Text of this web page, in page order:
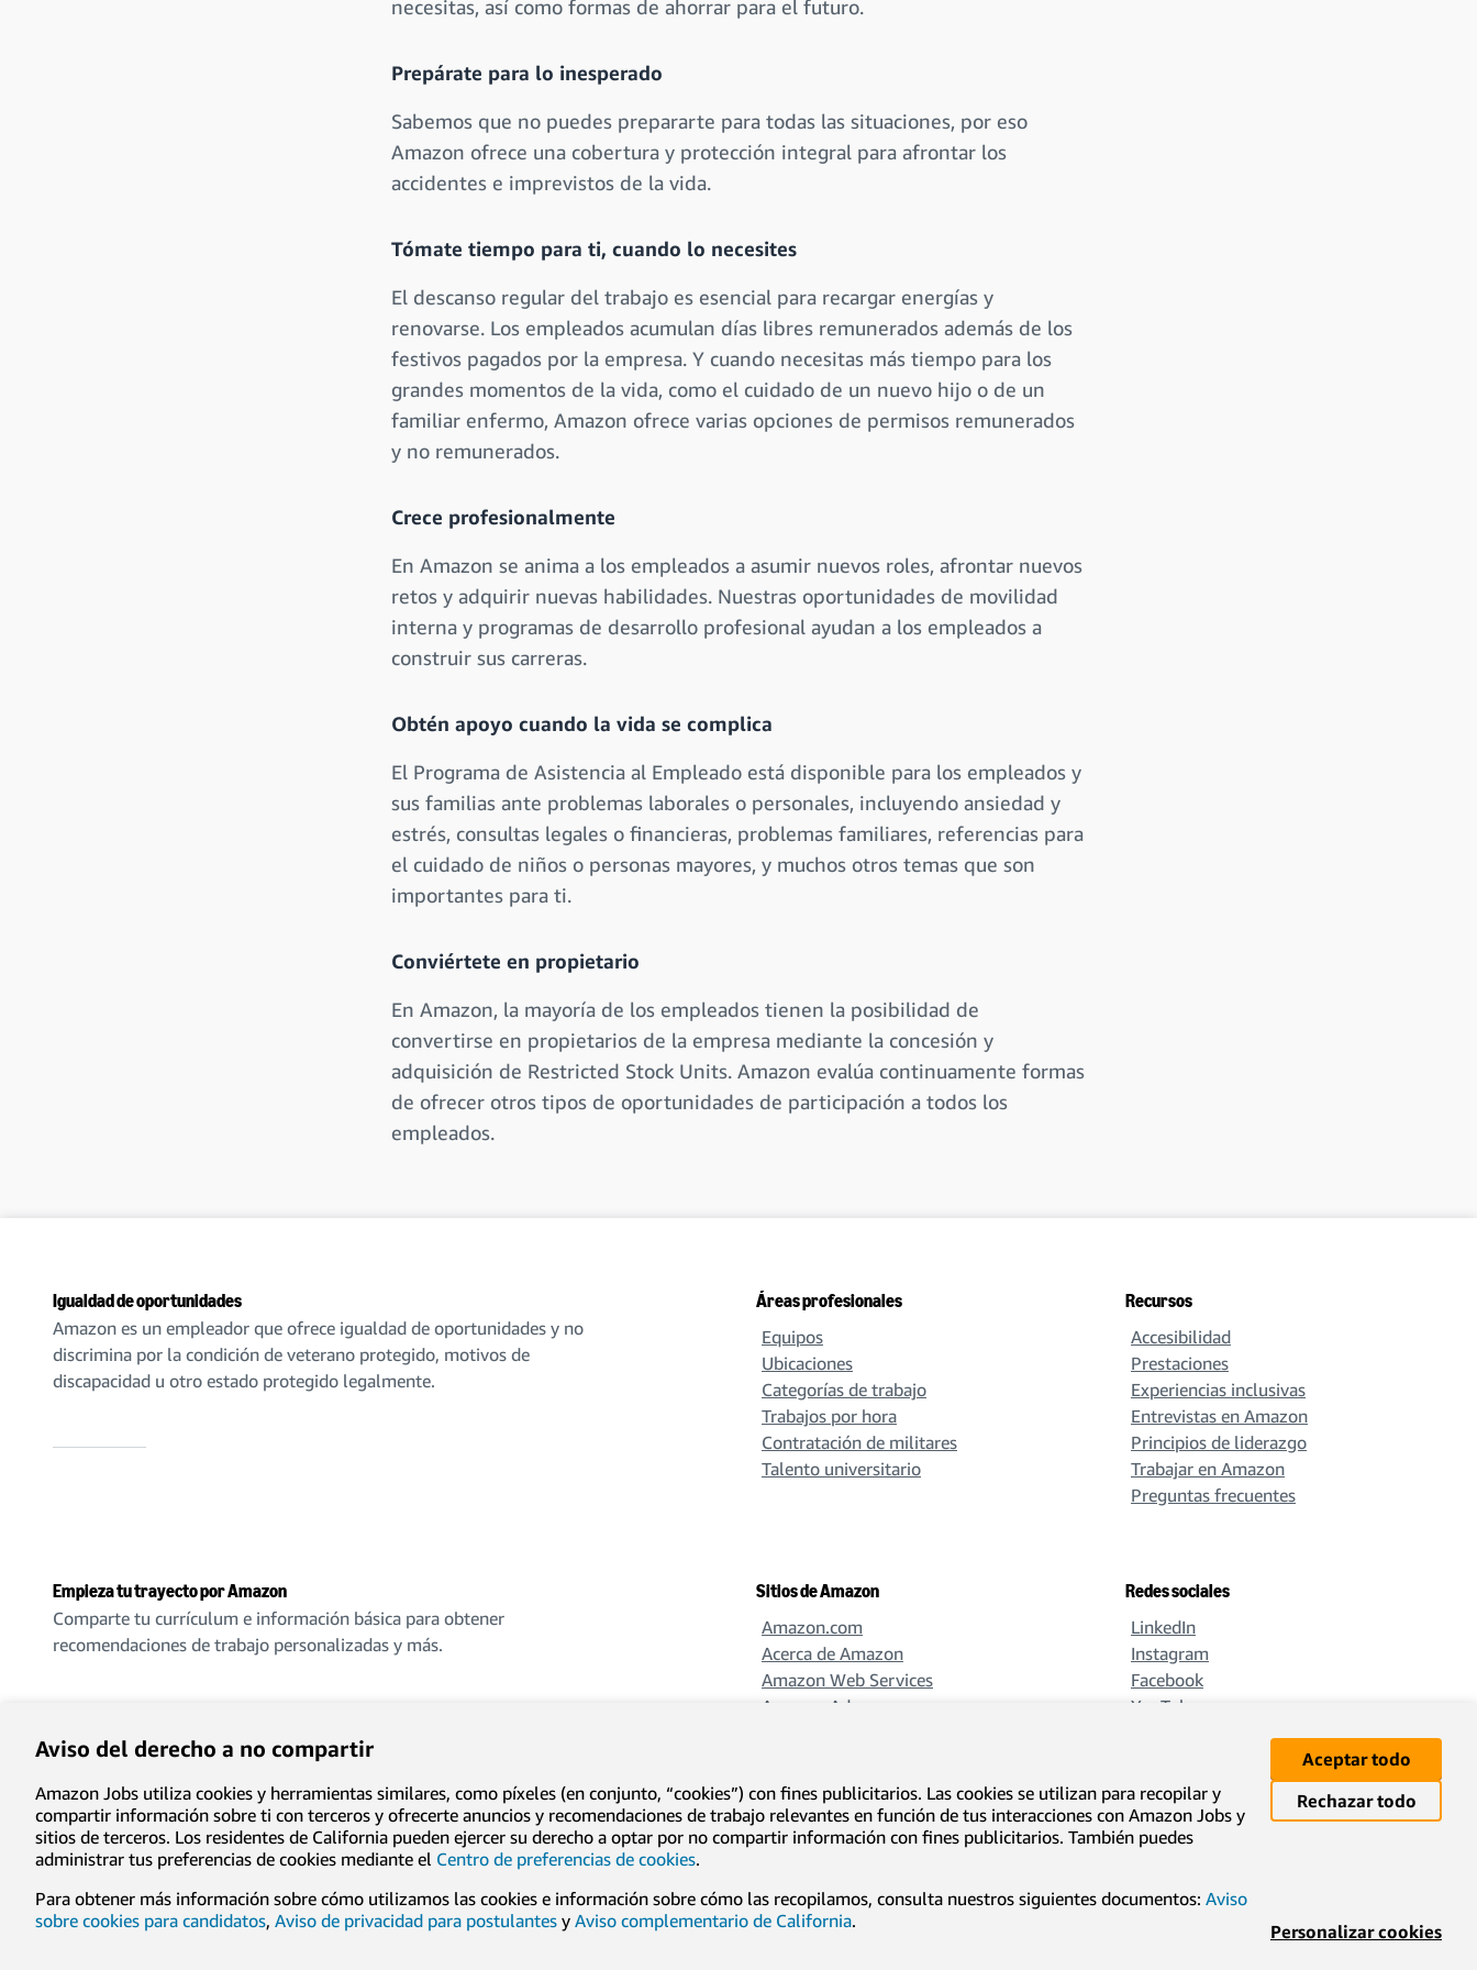
Aviso del derecho a no compartir
Amazon Jobs utiliza cookies y herramientas similares, como píxeles (en conjunto, “cookies”) con fines publicitarios. Las cookies se utilizan para recopilar y
compartir información sobre ti con terceros y ofrecerte anuncios y recomendaciones de trabajo relevantes en función de tus interacciones con Amazon Jobs y
sitios de terceros. Los residentes de California pueden ejercer su derecho a optar por no compartir información con fines publicitarios. También puedes
administrar tus preferencias de cookies mediante el Centro de preferencias de cookies.
Para obtener más información sobre cómo utilizamos las cookies e información sobre cómo las recopilamos, consulta nuestros siguientes documentos: Aviso
sobre cookies para candidatos, Aviso de privacidad para postulantes y Aviso complementario de California.
Aceptar todo
Rechazar todo
Personalizar cookies
necesitas, así como formas de ahorrar para el futuro.
Prepárate para lo inesperado
Sabemos que no puedes prepararte para todas las situaciones, por eso
Amazon ofrece una cobertura y protección integral para afrontar los
accidentes e imprevistos de la vida.
Tómate tiempo para ti, cuando lo necesites
El descanso regular del trabajo es esencial para recargar energías y
renovarse. Los empleados acumulan días libres remunerados además de los
festivos pagados por la empresa. Y cuando necesitas más tiempo para los
grandes momentos de la vida, como el cuidado de un nuevo hijo o de un
familiar enfermo, Amazon ofrece varias opciones de permisos remunerados
y no remunerados.
Crece profesionalmente
En Amazon se anima a los empleados a asumir nuevos roles, afrontar nuevos
retos y adquirir nuevas habilidades. Nuestras oportunidades de movilidad
interna y programas de desarrollo profesional ayudan a los empleados a
construir sus carreras.
Obtén apoyo cuando la vida se complica
El Programa de Asistencia al Empleado está disponible para los empleados y
sus familias ante problemas laborales o personales, incluyendo ansiedad y
estrés, consultas legales o financieras, problemas familiares, referencias para
el cuidado de niños o personas mayores, y muchos otros temas que son
importantes para ti.
Conviértete en propietario
En Amazon, la mayoría de los empleados tienen la posibilidad de
convertirse en propietarios de la empresa mediante la concesión y
adquisición de Restricted Stock Units. Amazon evalúa continuamente formas
de ofrecer otros tipos de oportunidades de participación a todos los
empleados.
Igualdad de oportunidades
Amazon es un empleador que ofrece igualdad de oportunidades y no
discrimina por la condición de veterano protegido, motivos de
discapacidad u otro estado protegido legalmente.
Áreas profesionales
Equipos
Ubicaciones
Categorías de trabajo
Trabajos por hora
Contratación de militares
Talento universitario
Recursos
Accesibilidad
Prestaciones
Experiencias inclusivas
Entrevistas en Amazon
Principios de liderazgo
Trabajar en Amazon
Preguntas frecuentes
Empieza tu trayecto por Amazon
Comparte tu currículum e información básica para obtener
recomendaciones de trabajo personalizadas y más.
Sitios de Amazon
Amazon.com
Acerca de Amazon
Amazon Web Services
Amazon Ads
Redes sociales
LinkedIn
Instagram
Facebook
YouTube
Privacidad Condiciones de uso Preferencias de cookies Información y avisos legales
© 1996-2026, Amazon.com, Inc. or its affiliates